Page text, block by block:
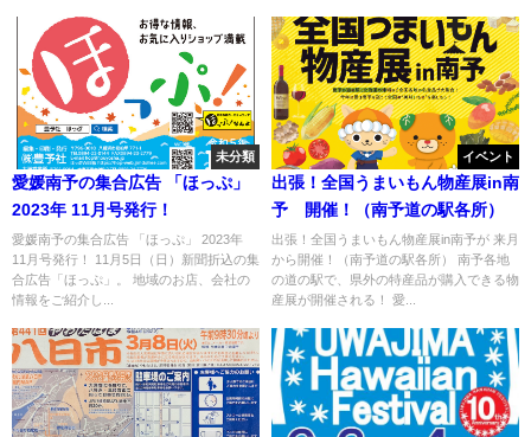
未分類
愛媛南予の集合広告 「ほっぷ」
2023年 11月号発行！
愛媛南予の集合広告 「ほっぷ」 2023年
11月号発行！ 11月5日（日）新聞折込の集
合広告「ほっぷ」。 地域のお店、会社の
情報をご紹介し...
イベント
出張！全国うまいもん物産展in南
予 開催！（南予道の駅各所）
出張！全国うまいもん物産展in南予が 来月
から開催！（南予道の駅各所） 南予各地
の道の駅で、県外の特産品が購入できる物
産展が開催される！ 愛...